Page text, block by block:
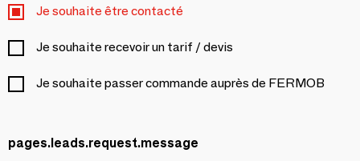
Je souhaite être contacté
Je souhaite recevoir un tarif / devis
Je souhaite passer commande auprès de FERMOB
pages.leads.request.message